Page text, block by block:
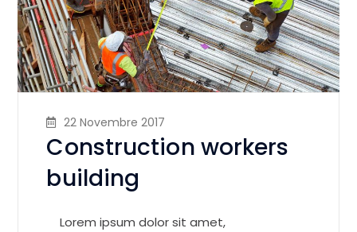
22 Novembre 2017
Construction workers
building
Lorem ipsum dolor sit amet,